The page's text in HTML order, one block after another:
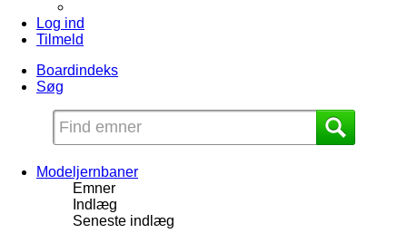
Log ind
Tilmeld
Boardindeks
Søg
Modeljernbaner
Emner
Indlæg
Seneste indlæg